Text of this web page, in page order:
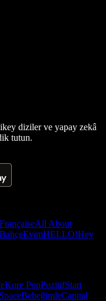
diziler ve yapay zekâ
tutun.
All About
EvimHELLO!Hey
Kore PopPozitifStart
BebeğimleCapital